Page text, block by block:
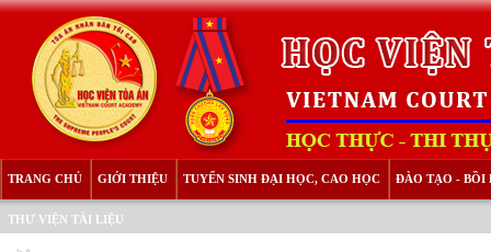
TRANG CHỦ GIỚI THIỆU TUYỂN SINH ĐẠI HỌC, CAO HỌC ĐÀO TẠO - BỒI
THƯ VIỆN TÀI LIỆU